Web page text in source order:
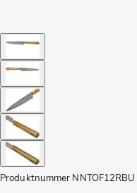
Produktnummer NNTOF12RBU